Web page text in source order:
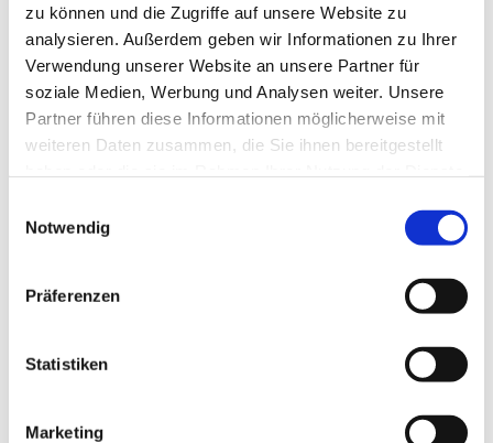
zu können und die Zugriffe auf unsere Website zu
analysieren. Außerdem geben wir Informationen zu Ihrer
Verwendung unserer Website an unsere Partner für
soziale Medien, Werbung und Analysen weiter. Unsere
Partner führen diese Informationen möglicherweise mit
weiteren Daten zusammen, die Sie ihnen bereitgestellt
Notwendig
Präferenzen
Statistiken
Marketing
Bonhoeffer-Straße 1, 33102
Paderborn